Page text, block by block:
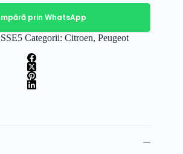
prin WhatsApp
Categorii: Citroen, Peugeot